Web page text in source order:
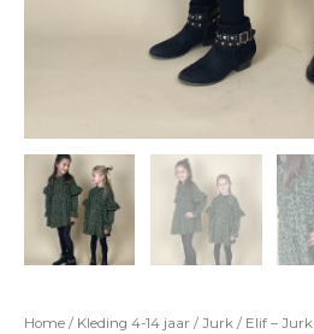
Home/ Kleding 4-14 jaar/ Jurk/ Elif – Jurk